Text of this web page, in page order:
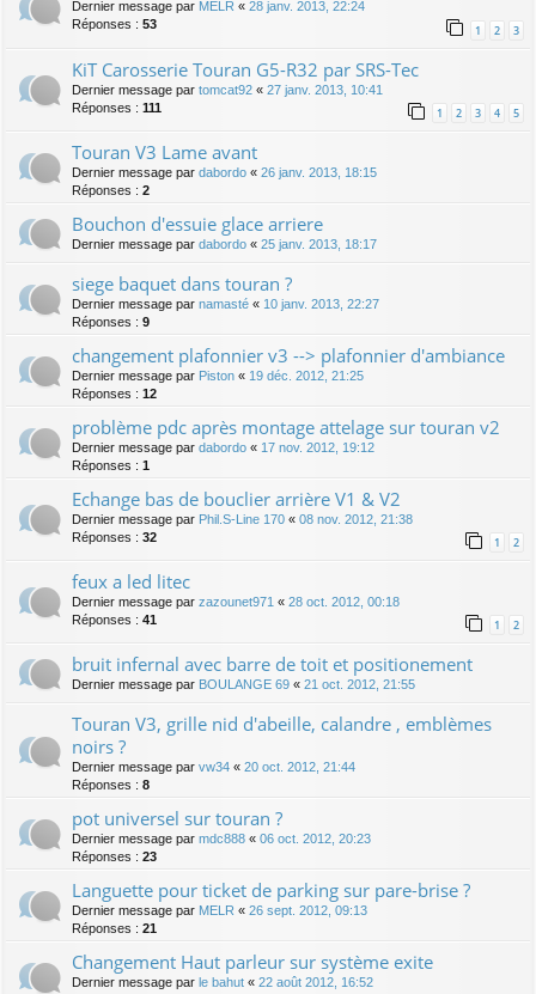
Dernier message par MELR « 28 janv. 2013, 22:24
Réponses : 53 1 2 3
KiT Carosserie Touran G5-R32 par SRS-Tec
Dernier message par tomcat92 « 27 janv. 2013, 10:41
Réponses : 111 1 2 3 4 5
Touran V3 Lame avant
Dernier message par dabordo « 26 janv. 2013, 18:15
Réponses : 2
Bouchon d'essuie glace arriere
Dernier message par dabordo « 25 janv. 2013, 18:17
siege baquet dans touran ?
Dernier message par namasté « 10 janv. 2013, 22:27
Réponses : 9
changement plafonnier v3 --> plafonnier d'ambiance
Dernier message par Piston « 19 déc. 2012, 21:25
Réponses : 12
problème pdc après montage attelage sur touran v2
Dernier message par dabordo « 17 nov. 2012, 19:12
Réponses : 1
Echange bas de bouclier arrière V1 & V2
Dernier message par Phil.S-Line 170 « 08 nov. 2012, 21:38
Réponses : 32 1 2
feux a led litec
Dernier message par zazounet971 « 28 oct. 2012, 00:18
Réponses : 41 1 2
bruit infernal avec barre de toit et positionement
Dernier message par BOULANGE 69 « 21 oct. 2012, 21:55
Touran V3, grille nid d'abeille, calandre , emblèmes
noirs ?
Dernier message par vw34 « 20 oct. 2012, 21:44
Réponses : 8
pot universel sur touran ?
Dernier message par mdc888 « 06 oct. 2012, 20:23
Réponses : 23
Languette pour ticket de parking sur pare-brise ?
Dernier message par MELR « 26 sept. 2012, 09:13
Réponses : 21
Changement Haut parleur sur système exite
Dernier message par le bahut « 22 août 2012, 16:52